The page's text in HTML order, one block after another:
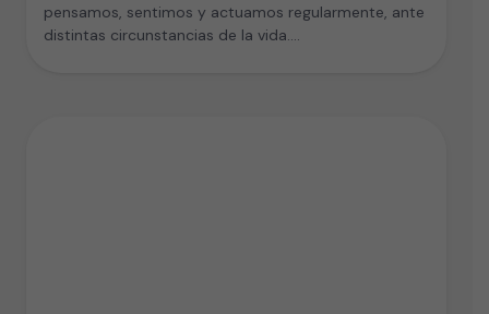
pensamos, sentimos y actuamos regularmente, ante
distintas circunstancias de la vida.…